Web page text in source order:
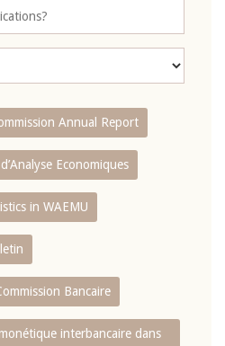
Annual Report
Economiques
in WAEMU
Bancaire
interbancaire dans